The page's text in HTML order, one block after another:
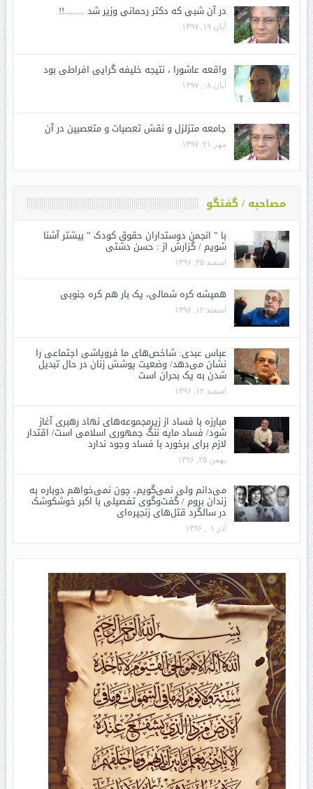
در آن شبی که دکتر رحمانی وزیر شد …….!!
آبان ۱۹, ۱۳۹۷
واقعه عاشورا ، نتیجه خلیفه گرایی افراطی بود
آبان ۰۸, ۱۳۹۷
جامعه متزلزل و نقش تعصبات و متعصبین در آن
مهر ۲۱, ۱۳۹۷
مصاحبه / گفتگو
با ” انجمن دوستداران حقوق کودک ” بیشتر آشنا
شویم / گزارش از : حسن دشتی
اسفند ۲۵, ۱۳۹۶
همیشه کره شمالی، یک بار هم کره جنوبی
اسفند ۱۲, ۱۳۹۶
عباس عبدی: شاخص‌های ما فروپاشی اجتماعی را
نشان می‌دهد/ وضعیت پوشش زنان در حال تبدیل
شدن به یک بحران است
اسفند ۱۲, ۱۳۹۶
مبارزه با فساد از زیرمجموعه‌های نهاد رهبری آغاز
شود/ فساد مایه ننگ جمهوری اسلامی است/ اقتدار
لازم برای برخورد با فساد وجود ندارد
بهمن ۲۵, ۱۳۹۶
می‌دانم ولی نمی‌گویم، چون نمی‌خواهم دوباره به
زندان بروم / گفت‌وگوی تفصیلی با اکبر خوشکوشک
در سالگرد قتل‌های زنجیره‌ای
آذر ۰۱, ۱۳۹۶